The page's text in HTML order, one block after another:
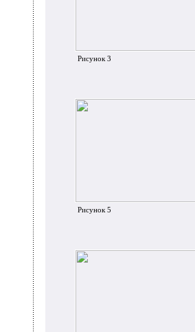
Рисунок 3
Рисунок 5